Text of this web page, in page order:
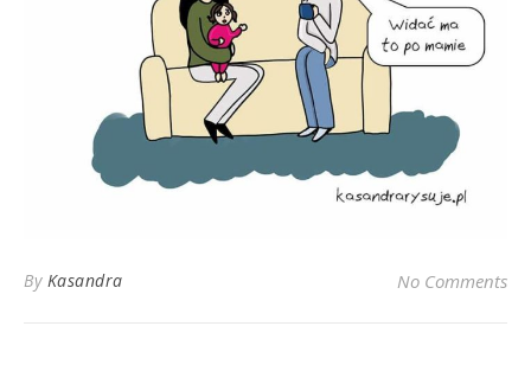
By Kasandra No Comments